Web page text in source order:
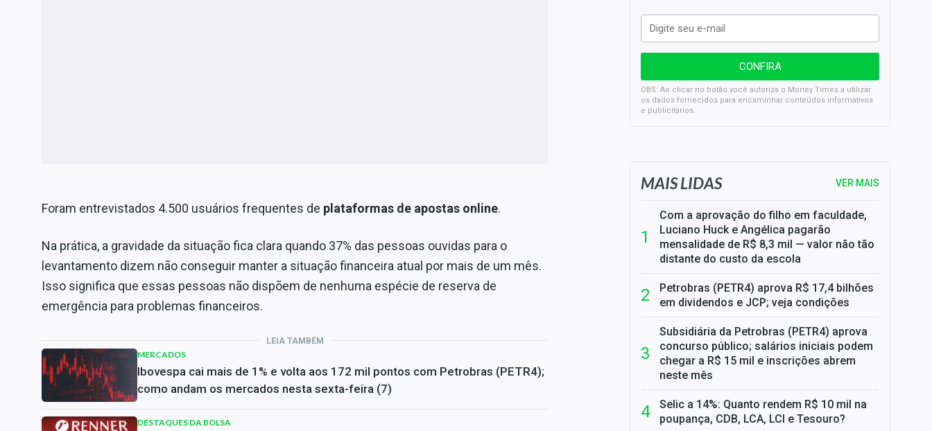
Foram entrevistados 4.500 usuários frequentes de plataformas de apostas online.
Na prática, a gravidade da situação fica clara quando 37% das pessoas ouvidas para o
levantamento dizem não conseguir manter a situação financeira atual por mais de um mês.
Isso significa que essas pessoas não dispõem de nenhuma espécie de reserva de
emergência para problemas financeiros.
LEIA TAMBÉM
MERCADOS
Ibovespa cai mais de 1% e volta aos 172 mil pontos com Petrobras (PETR4);
como andam os mercados nesta sexta-feira (7)
DESTAQUES DA BOLSA
OBS: Ao clicar no botão você autoriza o Money Times a utilizar
os dados fornecidos para encaminhar conteúdos informativos
e publicitários.
SELIC em 14%: A repercussão da decisão sobre os JUROS
MAIS LIDAS VER MAIS
Com a aprovação do filho em faculdade,
Luciano Huck e Angélica pagarão
mensalidade de R$ 8,3 mil — valor não tão
distante do custo da escola
Petrobras (PETR4) aprova R$ 17,4 bilhões
em dividendos e JCP; veja condições
Subsidiária da Petrobras (PETR4) aprova
concurso público; salários iniciais podem
chegar a R$ 15 mil e inscrições abrem
neste mês
Selic a 14%: Quanto rendem R$ 10 mil na
poupança, CDB, LCA, LCI e Tesouro?